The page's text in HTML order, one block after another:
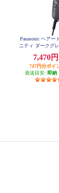
Panasonic ヘアー
ニティ ダークグ
7,470円
747円分ポイ
発送目安: 即納